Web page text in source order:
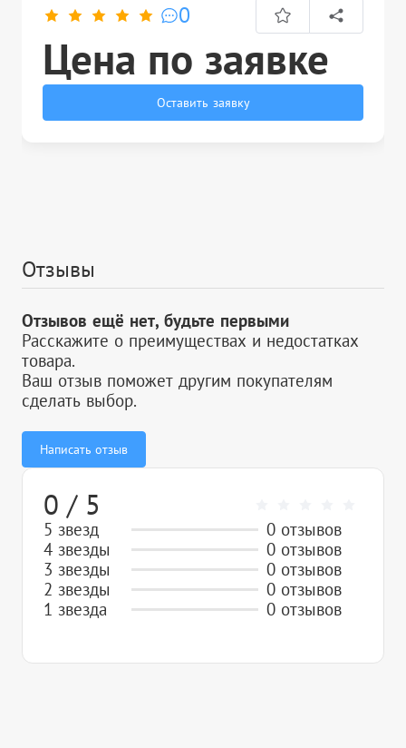
0
Цена по заявке
Оставить заявку
Отзывы
Отзывов ещё нет, будьте первыми
Расскажите о преимуществах и недостатках
товара.
Ваш отзыв поможет другим покупателям
сделать выбор.
Написать отзыв
0 / 5
5 звезд
0 отзывов
4 звезды
0 отзывов
3 звезды
0 отзывов
2 звезды
0 отзывов
1 звезда
0 отзывов